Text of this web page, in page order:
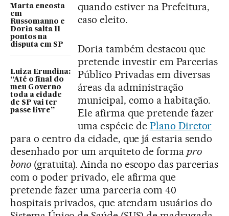
Marta encosta
em
Russomanno e
Doria salta 11
pontos na
disputa em SP
Luiza Erundina:
“Até o final do
meu Governo
toda a cidade
de SP vai ter
passe livre”
quando estiver na Prefeitura,
caso eleito.
Doria também destacou que
pretende investir em Parcerias
Público Privadas em diversas
áreas da administração
municipal, como a habitação.
Ele afirma que pretende fazer
uma espécie de Plano Diretor
para o centro da cidade, que já estaria sendo
desenhado por um arquiteto de formapro
bono(gratuita). Ainda no escopo das parcerias
com o poder privado, ele afirma que
pretende fazer uma parceria com 40
hospitais privados, que atendam usuários do